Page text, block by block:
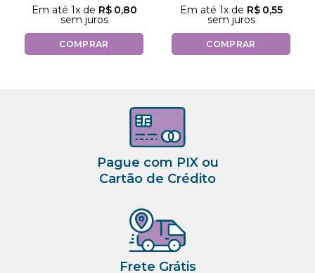
Em até 1x de R$ 0,80
sem juros
COMPRAR
Em até 1x de R$ 0,55
sem juros
COMPRAR
Pague com PIX ou
Cartão de Crédito
Frete Grátis